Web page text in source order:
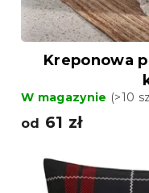
Kreponowa
W magazynie (>10
od 61 zł